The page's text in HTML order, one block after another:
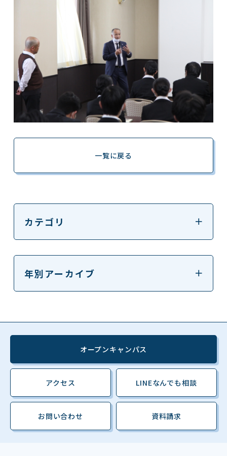
一覧に戻る
カテゴリ
年別アーカイブ
オープンキャンパス
アクセス LINEなんでも相談
お問い合わせ 資料請求